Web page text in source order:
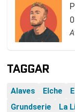
TAGGAR
Alaves Elche
Grundserie
La